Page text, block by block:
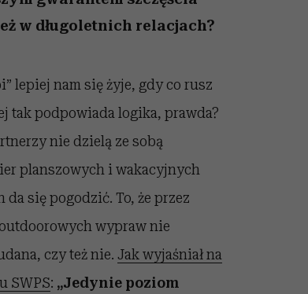
w długoletnich relacjach?
lepiej nam się żyje, gdy co rusz
tak podpowiada logika, prawda?
nie dzielą ze sobą
planszowych i wakacyjnych
się pogodzić. To, że przez
wypraw nie
czy też nie. Jak wyjaśniał na
SWPS: „Jedynie poziom